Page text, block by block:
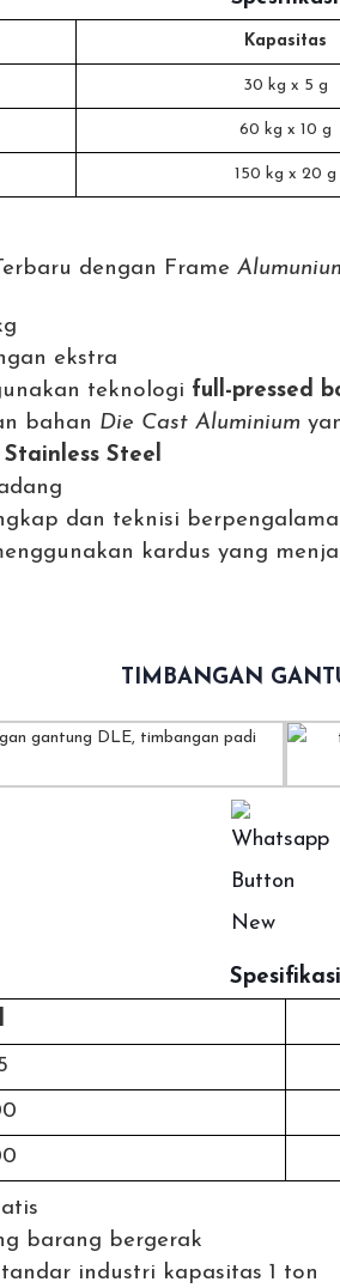
Kapasitas
30 kg x 5 g
60 kg x 10 g
150 kg x 20 g
dengan Frame
ekstra
teknologi full-pressed
bahan Die Cast Aluminium
Stainless Steel
dan teknisi
kardus yang
TIMBANGAN
Spesifikasi
barang bergerak
industri kapasitas 1 ton